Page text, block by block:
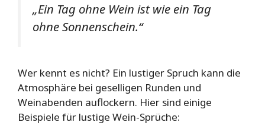
„Ein Tag ohne Wein ist wie ein Tag
ohne Sonnenschein.“
Wer kennt es nicht? Ein lustiger Spruch kann die
Atmosphäre bei geselligen Runden und
Weinabenden auflockern. Hier sind einige
Beispiele für lustige Wein-Sprüche: